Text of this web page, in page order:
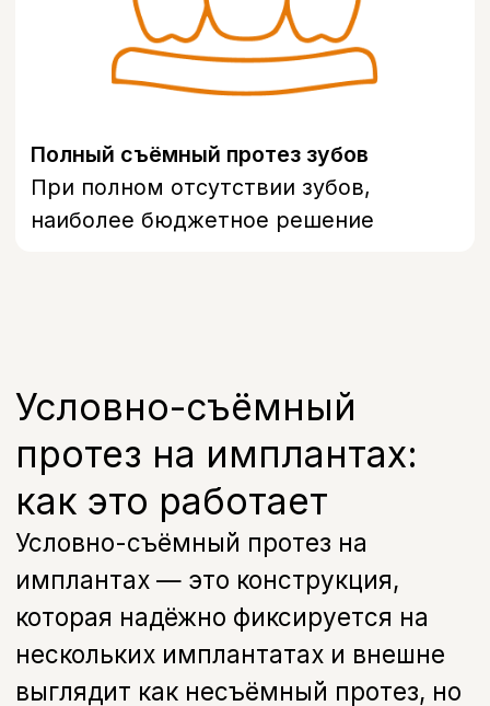
Прием (осмотр,консультация)
врача-стоматолога ортопеда
700 руб.
В01.066.002
съёмного протеза
и протезирования при
адентии